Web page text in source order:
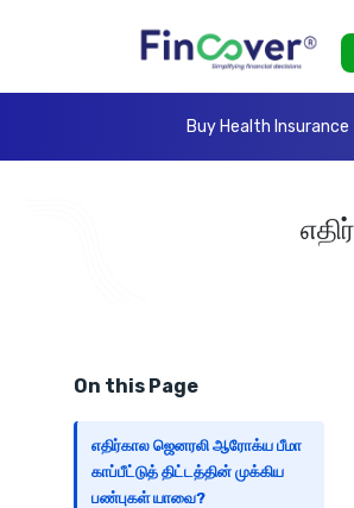
Buy Health Insurance
On this Page
எதிர்கால ஜெனரலி ஆரோக்ய பீமா
காப்பீட்டுத் திட்டத்தின் முக்கிய
பண்புகள் யாவை?